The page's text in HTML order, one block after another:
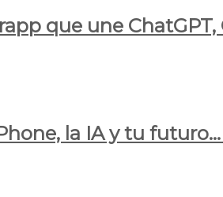
que une
la IA y tu